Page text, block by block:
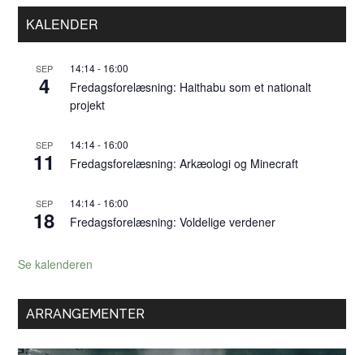
Primær
Sidebar
KALENDER
SEP
4
14:14- 16:00
Fredagsforelæsning: Haithabu som et nationalt
projekt
SEP
11
14:14- 16:00
Fredagsforelæsning: Arkæologi og Minecraft
SEP
18
14:14- 16:00
Fredagsforelæsning: Voldelige verdener
Se kalenderen
ARRANGEMENTER